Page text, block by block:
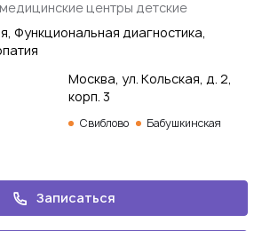
центры детские
Функциональная диагностика,
Москва, ул. Кольская, д. 2,
корп. 3
Свиблово Бабушкинская
Записаться